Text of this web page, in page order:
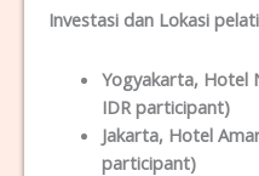
Investasi dan Lokasi
Yogyakarta, Hotel
IDR participant)
Jakarta, Hotel
participant)